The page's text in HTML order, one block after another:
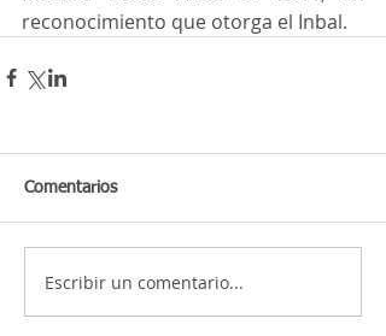
reconocimiento que otorga el Inbal.
Comentarios
Escribir un comentario...